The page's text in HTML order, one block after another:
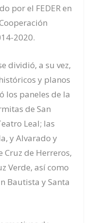
por el FEDER en
2020.
dividió, a su vez,
y planos
los paneles de la
de San
Leal; las
y Alvarado y
Cruz de Herreros,
Verde, así como
Bautista y Santa